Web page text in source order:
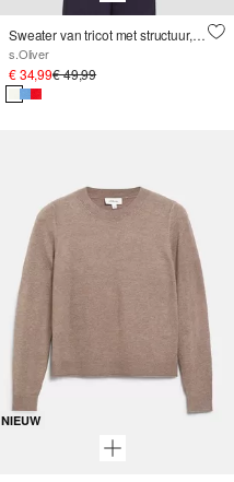
Sweater van tricot met structuur, V-hals en 3/4-mouwen
s.Oliver
€ 34,99€ 49,99
NIEUW